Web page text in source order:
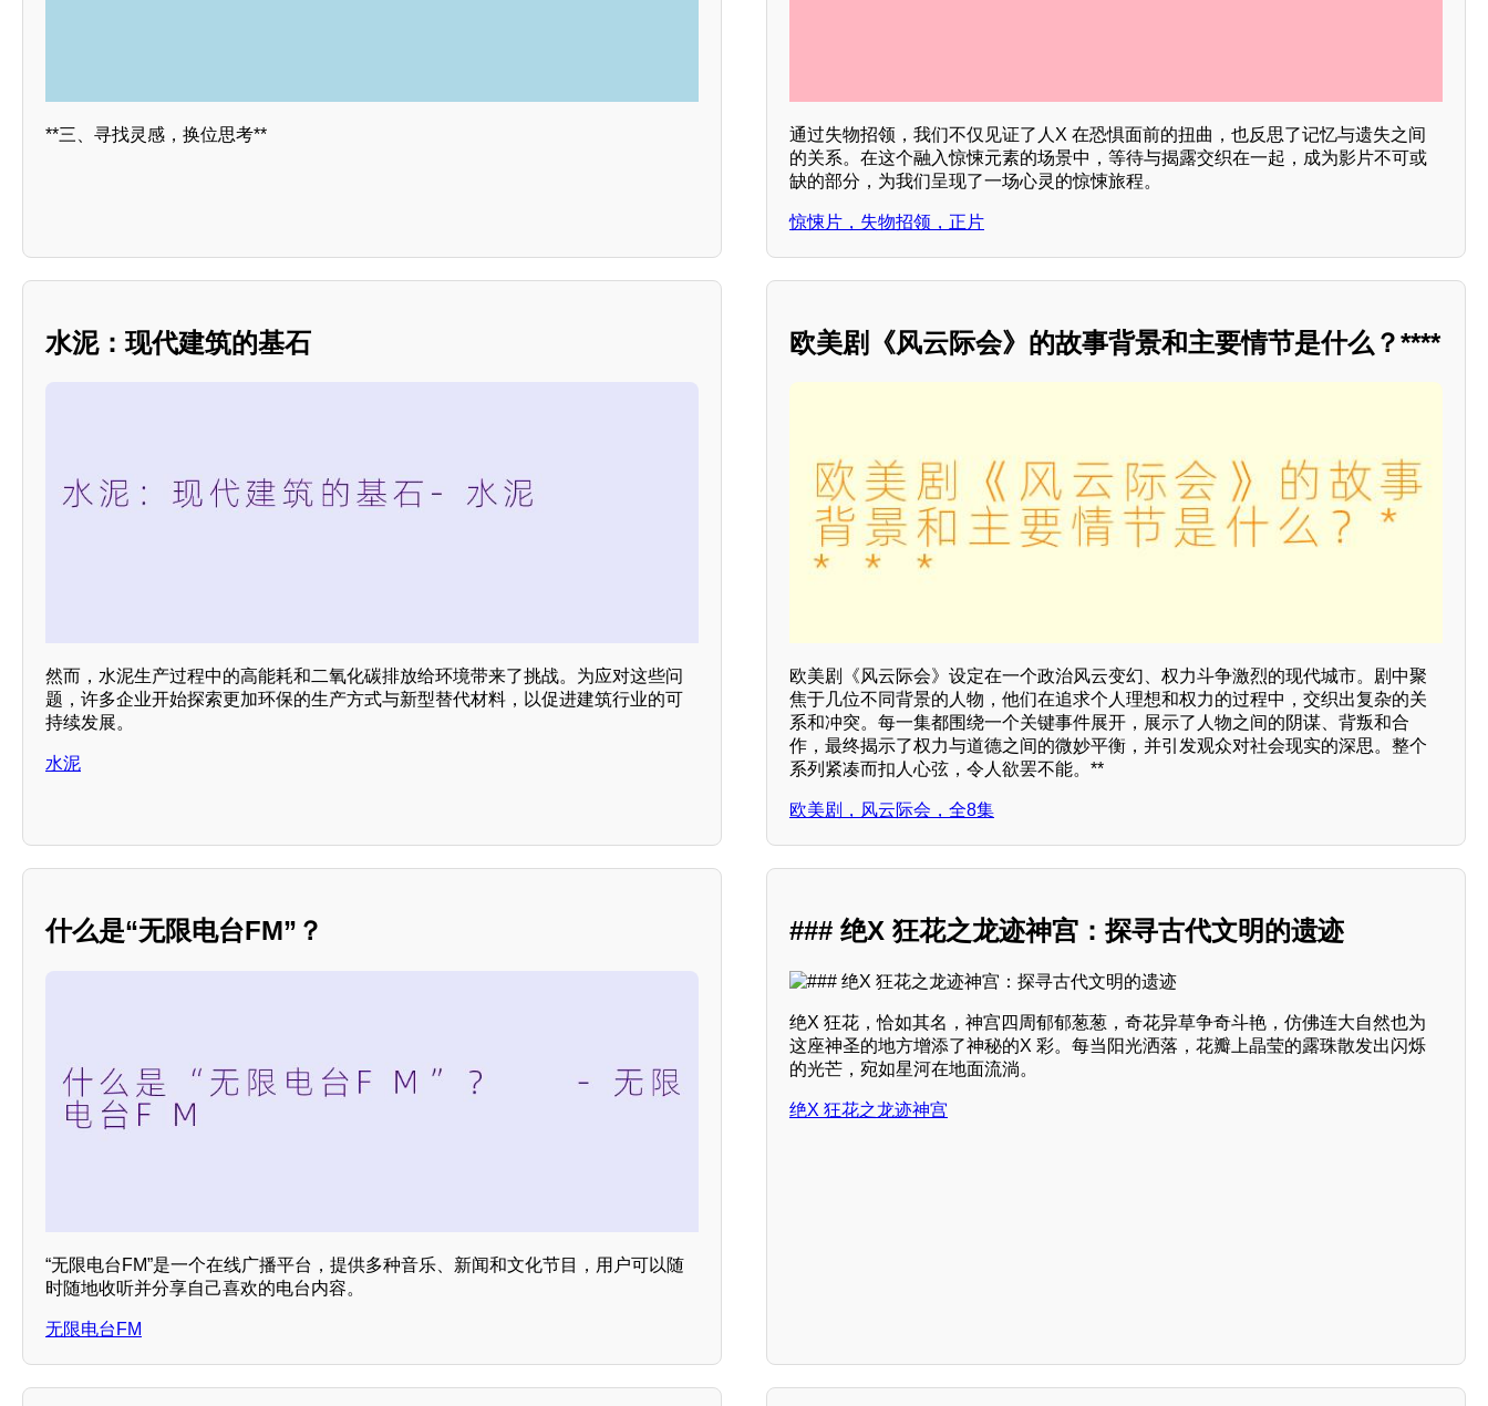
**三、寻找灵感，换位思考**
通过失物招领，我们不仅见证了人X 在恐惧面前的扭曲，也反思了记忆与遗失之间
的关系。在这个融入惊悚元素的场景中，等待与揭露交织在一起，成为影片不可或
缺的部分，为我们呈现了一场心灵的惊悚旅程。
惊悚片，失物招领，正片
水泥：现代建筑的基石
然而，水泥生产过程中的高能耗和二氧化碳排放给环境带来了挑战。为应对这些问
题，许多企业开始探索更加环保的生产方式与新型替代材料，以促进建筑行业的可
持续发展。
水泥
欧美剧《风云际会》的故事背景和主要情节是什么？****
欧美剧《风云际会》设定在一个政治风云变幻、权力斗争激烈的现代城市。剧中聚
焦于几位不同背景的人物，他们在追求个人理想和权力的过程中，交织出复杂的关
系和冲突。每一集都围绕一个关键事件展开，展示了人物之间的阴谋、背叛和合
作，最终揭示了权力与道德之间的微妙平衡，并引发观众对社会现实的深思。整个
系列紧凑而扣人心弦，令人欲罢不能。**
欧美剧，风云际会，全8集
什么是“无限电台FM”？
“无限电台FM”是一个在线广播平台，提供多种音乐、新闻和文化节目，用户可以随
时随地收听并分享自己喜欢的电台内容。
无限电台FM
### 绝X 狂花之龙迹神宫：探寻古代文明的遗迹
绝X 狂花，恰如其名，神宫四周郁郁葱葱，奇花异草争奇斗艳，仿佛连大自然也为
这座神圣的地方增添了神秘的X 彩。每当阳光洒落，花瓣上晶莹的露珠散发出闪烁
的光芒，宛如星河在地面流淌。
绝X 狂花之龙迹神宫